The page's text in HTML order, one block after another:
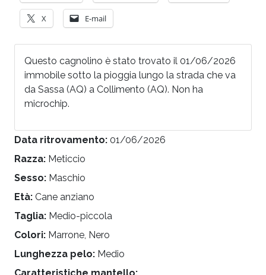
X E-mail
Questo cagnolino è stato trovato il 01/06/2026
immobile sotto la pioggia lungo la strada che va
da Sassa (AQ) a Collimento (AQ). Non ha
microchip.
Data ritrovamento: 01/06/2026
Razza: Meticcio
Sesso: Maschio
Età: Cane anziano
Taglia: Medio-piccola
Colori: Marrone, Nero
Lunghezza pelo: Medio